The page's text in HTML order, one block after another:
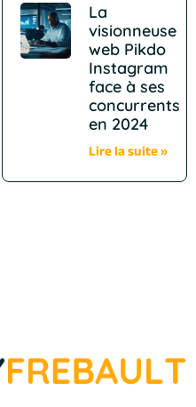
La
visionneuse
web Pikdo
Instagram
face à ses
concurrents
en 2024
Lire la suite »